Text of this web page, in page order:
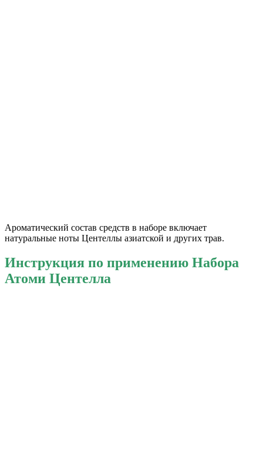
Ароматический состав средств в наборе включает
натуральные ноты Центеллы азиатской и других трав.
Инструкция по применению Набора
Атоми Центелла